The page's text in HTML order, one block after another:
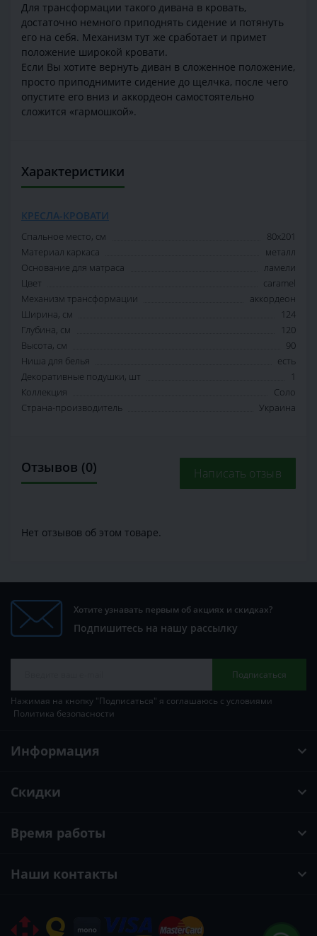
Для трансформации такого дивана в кровать,
достаточно немного приподнять сидение и потянуть
его на себя. Механизм тут же сработает и примет
положение широкой кровати.
Если Вы хотите вернуть диван в сложенное положение,
просто приподнимите сидение до щелчка, после чего
опустите его вниз и аккордеон самостоятельно
сложится «гармошкой».
Характеристики
КРЕСЛА-КРОВАТИ
Спальное место, см
80х201
Материал каркаса
металл
Основание для матраса
ламели
Цвет
caramel
Механизм трансформации
аккордеон
Ширина, см
124
Глубина, см
120
Высота, см
90
Ниша для белья
есть
Декоративные подушки, шт
1
Коллекция
Соло
Страна-производитель
Украина
Отзывов (0) Написать отзыв
Нет отзывов об этом товаре.
Хотите узнавать первым об акциях и скидках?
Подпишитесь на нашу рассылку
Подписаться
Нажимая на кнопку "Подписаться" я соглашаюсь с условиями
Политика безопасности
Информация
Скидки
Время работы
Наши контакты